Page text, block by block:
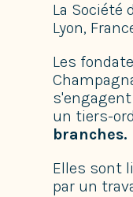
La Société
Lyon,
Les
un tiers-
branches.
Elles sont
par un